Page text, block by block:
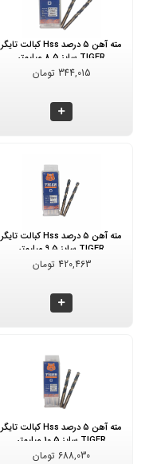
مته آهن 5 درصد Hss کبالت تایگر
TIGER سایز 8.5 میلیمتر
344,015 تومان
مته آهن 5 درصد Hss کبالت تایگر
TIGER سایز 9.5 میلیمتر
420,463 تومان
مته آهن 5 درصد Hss کبالت تایگر
TIGER سایز 10.5 میلیمتر
688,030 تومان